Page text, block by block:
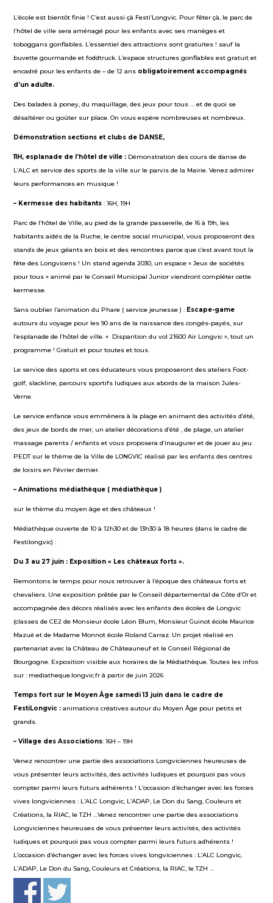
L’école est bientôt finie ! C’est aussi çà Festi’Longvic. Pour fêter çà, le parc de
l’hôtel de ville sera aménagé pour les enfants avec ses manèges et
toboggans gonflables. L’essentiel des attractions sont gratuites ! sauf la
buvette gourmande et foddtruck. L’espace structures gonflables est gratuit et
encadré pour les enfants de – de 12 ans obligatoirement accompagnés
d’un adulte.
Des balades à poney, du maquillage, des jeux pour tous … et de quoi se
désaltérer ou goûter sur place. On vous espère nombreuses et nombreux.
Démonstration sections et clubs de DANSE,
11H, esplanade de l’hôtel de ville : Démonstration des cours de danse de
L’ALC et service des sports de la ville sur le parvis de la Mairie. Venez admirer
leurs performances en musique !
– Kermesse des habitants : 16H, 19H
Parc de l’hôtel de Ville, au pied de la grande passerelle, de 16 à 19h, les
habitants aidés de la Ruche, le centre social municipal, vous proposeront des
stands de jeux géants en bois et des rencontres parce que c’est avant tout la
fête des Longvicens ! Un stand agenda 2030, un espace « Jeux de sociétés
pour tous » animé par le Conseil Municipal Junior viendront compléter cette
kermesse.
Sans oublier l’animation du Phare ( service jeunesse ) : Escape-game
autours du voyage pour les 90 ans de la naissance des congés-payés, sur
l’esplanade de l’hôtel de ville. « Disparition du vol 21600 Air Longvic », tout un
programme ! Gratuit et pour toutes et tous.
Le service des sports et ces éducateurs vous proposeront des ateliers Foot-
golf, slackline, parcours sportifs ludiques aux abords de la maison Jules-
Verne.
Le service enfance vous emmènera à la plage en animant des activités d’été,
des jeux de bords de mer, un atelier décorations d’été , de plage, un atelier
massage parents / enfants et vous proposera d’inaugurer et de jouer au jeu
PEDT sur le thème de la Ville de LONGVIC réalisé par les enfants des centres
de loisirs en Février dernier.
– Animations médiathèque ( médiathèque )
sur le thème du moyen âge et des châteaux !
Médiathèque ouverte de 10 à 12h30 et de 13h30 à 18 heures (dans le cadre de
Festilongvic) :
Du 3 au 27 juin : Exposition « Les châteaux forts ».
Remontons le temps pour nous retrouver à l’époque des châteaux forts et
chevaliers. Une exposition prêtée par le Conseil départemental de Côte d’Or et
accompagnée des décors réalisés avec les enfants des écoles de Longvic
(classes de CE2 de Monsieur école Léon Blum, Monsieur Guinot école Maurice
Mazué et de Madame Monnot école Roland Carraz. Un projet réalisé en
partenariat avec la Château de Châteauneuf et le Conseil Régional de
Bourgogne. Exposition visible aux horaires de la Médiathèque. Toutes les infos
sur : mediatheque.longvic.fr à partir de juin 2026
Temps fort sur le Moyen Âge samedi 13 juin dans le cadre de
FestiLongvic : animations créatives autour du Moyen Âge pour petits et
grands.
– Village des Associations: 16H – 19H
Venez rencontrer une partie des associations Longviciennes heureuses de
vous présenter leurs activités, des activités ludiques et pourquoi pas vous
compter parmi leurs futurs adhérents ! L’occasion d’échanger avec les forces
vives longviciennes : L’ALC Longvic, L’ADAP, Le Don du Sang, Couleurs et
Créations, la RIAC, le TZH …Venez rencontrer une partie des associations
Longviciennes heureuses de vous présenter leurs activités, des activités
ludiques et pourquoi pas vous compter parmi leurs futurs adhérents !
L’occasion d’échanger avec les forces vives longviciennes : L’ALC Longvic,
L’ADAP, Le Don du Sang, Couleurs et Créations, la RIAC, le TZH …